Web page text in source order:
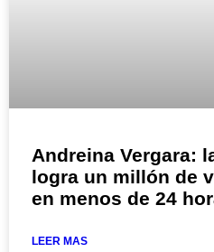
Andreina Vergara:
logra un millón de
en menos de 24
LEER MAS